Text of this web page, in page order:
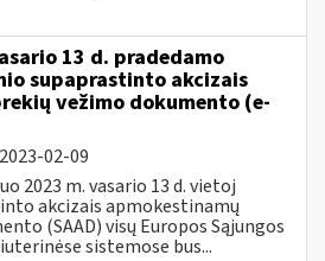
13 d. pradedamo
supaprastinto akcizais
vežimo dokumento (e-
2023-02-09
2023 m. vasario 13 d. vietoj
akcizais apmokestinamų
(SAAD) visų Europos Sąjungos
sistemose bus...